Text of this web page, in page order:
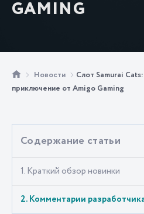
GAMING
Новости
Слот Samurai
приключение от Amigo Gaming
Содержание статьи
1. Краткий обзор новинки
2. Комментарии